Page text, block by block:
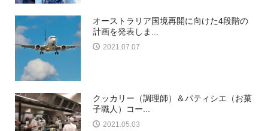
オーストラリア国境再開に向けた4段階の
計画を発表しま...
2021.07.07
クッカリー（調理師）＆パティシエ（お菓
子職人）コー...
2021.05.03